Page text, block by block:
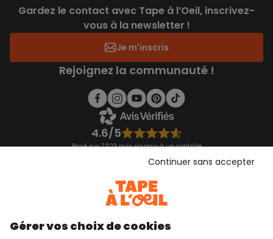
Gardez le contact avec Tape à l’Oeil, inscrivez-
vous à la newsletter !
Je m'inscris
Rejoignez la communauté !
4.6/5
Basé sur 7 323 avis soumis à un contrôle
Consulter les CGU
Gérer vos choix de cookies
Continuer sans accepter